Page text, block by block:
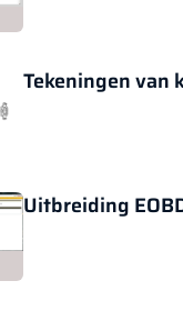
Tekeningen van
Uitbreiding